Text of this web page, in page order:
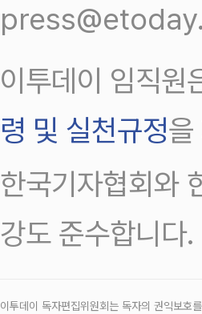
이투데이 임직원
령 및 실천규정을
한국기자협회와
강도 준수합니다.
이투데이 독자편집위원회는 독자의 권익보호